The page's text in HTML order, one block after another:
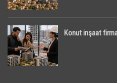
Konut inşaat